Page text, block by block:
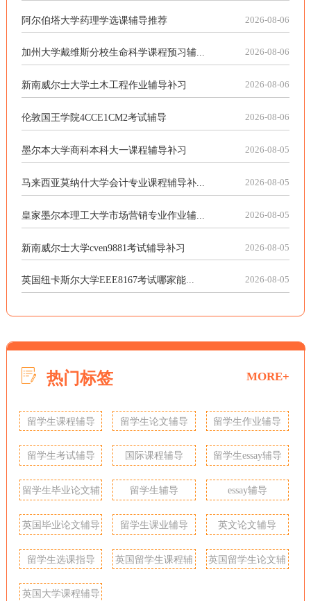
阿尔伯塔大学药理学选课辅导推荐 2026-08-06
加州大学戴维斯分校生命科学课程预习辅... 2026-08-06
新南威尔士大学土木工程作业辅导补习 2026-08-06
伦敦国王学院4CCE1CM2考试辅导 2026-08-06
墨尔本大学商科本科大一课程辅导补习 2026-08-05
马来西亚莫纳什大学会计专业课程辅导补... 2026-08-05
皇家墨尔本理工大学市场营销专业作业辅... 2026-08-05
新南威尔士大学cven9881考试辅导补习 2026-08-05
英国纽卡斯尔大学EEE8167考试哪家能... 2026-08-05
热门标签 MORE+
留学生课程辅导 留学生论文辅导 留学生作业辅导
留学生考试辅导 国际课程辅导 留学生essay辅导
留学生毕业论文辅
留学生辅导 essay辅导
英国毕业论文辅导 留学生课业辅导 英文论文辅导
留学生选课指导
英国留学生课程辅
英国留学生论文辅
英国大学课程辅导